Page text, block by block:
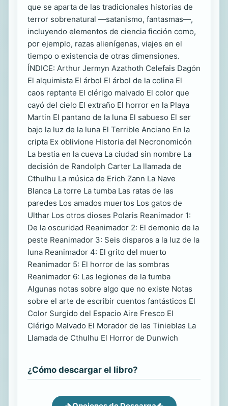
que se aparta de las tradicionales historias de
terror sobrenatural —satanismo, fantasmas—,
incluyendo elementos de ciencia ficción como,
por ejemplo, razas alienígenas, viajes en el
tiempo o existencia de otras dimensiones.
ÍNDICE: Arthur Jermyn Azathoth Celefais Dagón
El alquimista El árbol El árbol de la colina El
caos reptante El clérigo malvado El color que
cayó del cielo El extraño El horror en la Playa
Martin El pantano de la luna El sabueso El ser
bajo la luz de la luna El Terrible Anciano En la
cripta Ex oblivione Historia del Necronomicón
La bestia en la cueva La ciudad sin nombre La
decisión de Randolph Carter La llamada de
Cthulhu La música de Erich Zann La Nave
Blanca La torre La tumba Las ratas de las
paredes Los amados muertos Los gatos de
Ulthar Los otros dioses Polaris Reanimador 1:
De la oscuridad Reanimador 2: El demonio de la
peste Reanimador 3: Seis disparos a la luz de la
luna Reanimador 4: El grito del muerto
Reanimador 5: El horror de las sombras
Reanimador 6: Las legiones de la tumba
Algunas notas sobre algo que no existe Notas
sobre el arte de escribir cuentos fantásticos El
Color Surgido del Espacio Aire Fresco El
Clérigo Malvado El Morador de las Tinieblas La
Llamada de Cthulhu El Horror de Dunwich
¿Cómo descargar el libro?